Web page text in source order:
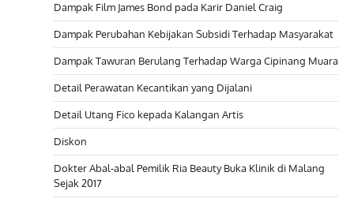
Dampak Film James Bond pada Karir Daniel Craig
Dampak Perubahan Kebijakan Subsidi Terhadap Masyarakat
Dampak Tawuran Berulang Terhadap Warga Cipinang Muara
Detail Perawatan Kecantikan yang Dijalani
Detail Utang Fico kepada Kalangan Artis
Diskon
Dokter Abal-abal Pemilik Ria Beauty Buka Klinik di Malang
Sejak 2017